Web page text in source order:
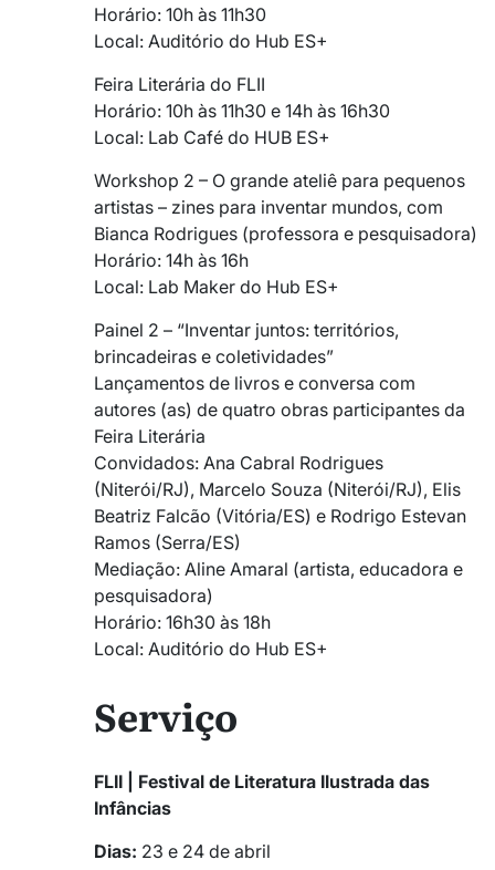
Horário: 10h às 11h30
Local: Auditório do Hub ES+
Feira Literária do FLII
Horário: 10h às 11h30 e 14h às 16h30
Local: Lab Café do HUB ES+
Workshop 2 – O grande ateliê para pequenos
artistas – zines para inventar mundos, com
Bianca Rodrigues (professora e pesquisadora)
Horário: 14h às 16h
Local: Lab Maker do Hub ES+
Painel 2 – “Inventar juntos: territórios,
brincadeiras e coletividades”
Lançamentos de livros e conversa com
autores (as) de quatro obras participantes da
Feira Literária
Convidados: Ana Cabral Rodrigues
(Niterói/RJ), Marcelo Souza (Niterói/RJ), Elis
Beatriz Falcão (Vitória/ES) e Rodrigo Estevan
Ramos (Serra/ES)
Mediação: Aline Amaral (artista, educadora e
pesquisadora)
Horário: 16h30 às 18h
Local: Auditório do Hub ES+
Serviço
FLII | Festival de Literatura Ilustrada das
Infâncias
Dias: 23 e 24 de abril